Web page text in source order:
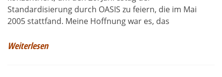
Standardisierung durch OASIS zu feiern, die im Mai
2005 stattfand. Meine Hoffnung war es, das
Weiterlesen